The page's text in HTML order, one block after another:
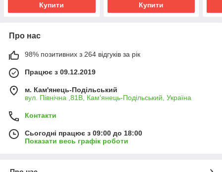
Купити Купити
Про нас
98% позитивних з 264 відгуків за рік
Працює з 09.12.2019
м. Кам'янець-Подільський
вул. Північна ,81В, Кам'янець-Подільський, Україна
Контакти
Сьогодні працює з 09:00 до 18:00
Показати весь графік роботи